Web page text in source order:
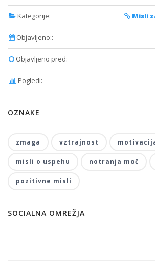
Kategorije: Misli
Objavljeno::
Objavljeno pred:
Pogledi:
OZNAKE
zmaga vztrajnost
misli o uspehu notranja moč
pozitivne misli
SOCIALNA OMREŽJA